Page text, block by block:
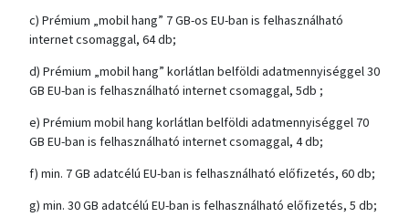
c) Prémium „mobil hang” 7 GB-os EU-ban is felhasználható
internet csomaggal, 64 db;
d) Prémium „mobil hang” korlátlan belföldi adatmennyiséggel 30
GB EU-ban is felhasználható internet csomaggal, 5db ;
e) Prémium mobil hang korlátlan belföldi adatmennyiséggel 70
GB EU-ban is felhasználható internet csomaggal, 4 db;
f) min. 7 GB adatcélú EU-ban is felhasználható előfizetés, 60 db;
g) min. 30 GB adatcélú EU-ban is felhasználható előfizetés, 5 db;